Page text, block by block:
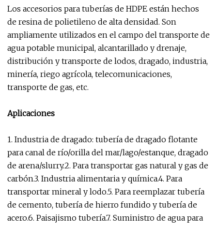
Los accesorios para tuberías de HDPE están hechos
de resina de polietileno de alta densidad. Son
ampliamente utilizados en el campo del transporte de
agua potable municipal, alcantarillado y drenaje,
distribución y transporte de lodos, dragado, industria,
minería, riego agrícola, telecomunicaciones,
transporte de gas, etc.
Aplicaciones
1. Industria de dragado: tubería de dragado flotante
para canal de río/orilla del mar/lago/estanque, dragado
de arena/slurry.2. Para transportar gas natural y gas de
carbón.3. Industria alimentaria y química.4. Para
transportar mineral y lodo.5. Para reemplazar tubería
de cemento, tubería de hierro fundido y tubería de
acero.6. Paisajismo tubería.7. Suministro de agua para